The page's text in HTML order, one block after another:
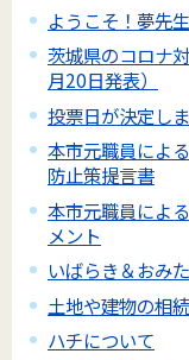
ようこそ！夢先
茨城県のコロナ
月20日発表）
投票日が決定し
本市元職員によ
防止策提言書
本市元職員によ
メント
いばらき＆おみ
土地や建物の相
ハチについて